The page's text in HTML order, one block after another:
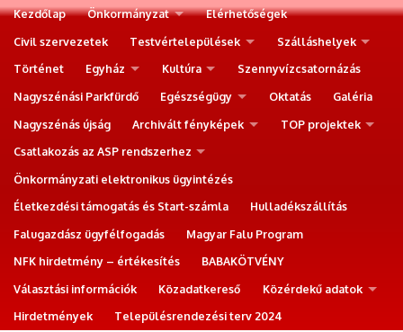
Kezdőlap Önkormányzat
Elérhetőségek
Civil szervezetek
Testvértelepülések
Szálláshelyek
Történet
Egyház Kultúra
Szennyvízcsatornázás
Nagyszénási Parkfürdő
Egészségügy Oktatás
Galéria
Nagyszénás újság
Archivált fényképek
TOP projektek
Csatlakozás az ASP rendszerhez
Önkormányzati elektronikus ügyintézés
Életkezdési támogatás és Start-számla
Hulladékszállítás
Falugazdász ügyfélfogadás
Magyar Falu Program
NFK hirdetmény – értékesítés
BABAKÖTVÉNY
Választási információk
Közadatkereső
Közérdekű adatok
Hirdetmények
Településrendezési terv 2024